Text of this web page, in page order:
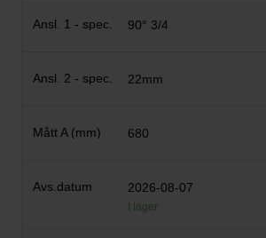
90° 3/4
22mm
680
2026-08-07
I lager